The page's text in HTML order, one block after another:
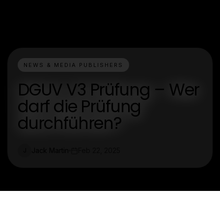
NEWS & MEDIA PUBLISHERS
DGUV V3 Prüfung – Wer
darf die Prüfung
durchführen?